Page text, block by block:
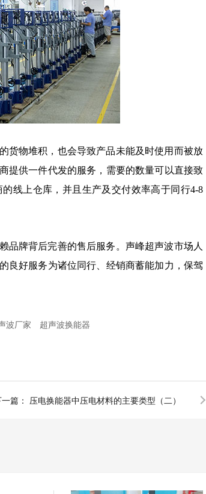
货物堆积，也会导致产品未能及时使用而被放
提供一件代发的服务，需要的数量可以直接致
线上仓库，并且生产及交付效率高于同行4-8
品牌背后完善的售后服务。声峰超声波市场人
良好服务为诸位同行、经销商蓄能加力，保驾
波厂家
超声波换能器
篇： 压电换能器中压电材料的主要类型（二）